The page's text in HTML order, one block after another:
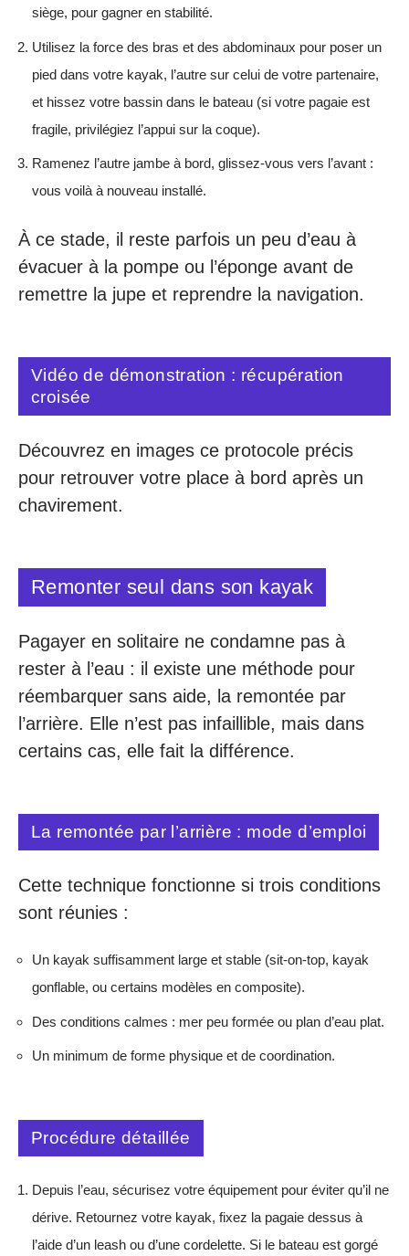
siège, pour gagner en stabilité.
Utilisez la force des bras et des abdominaux pour poser un
pied dans votre kayak, l’autre sur celui de votre partenaire,
et hissez votre bassin dans le bateau (si votre pagaie est
fragile, privilégiez l’appui sur la coque).
Ramenez l’autre jambe à bord, glissez-vous vers l’avant :
vous voilà à nouveau installé.
À ce stade, il reste parfois un peu d’eau à
évacuer à la pompe ou l’éponge avant de
remettre la jupe et reprendre la navigation.
Vidéo de démonstration : récupération
croisée
Découvrez en images ce protocole précis
pour retrouver votre place à bord après un
chavirement.
Remonter seul dans son kayak
Pagayer en solitaire ne condamne pas à
rester à l’eau : il existe une méthode pour
réembarquer sans aide, la remontée par
l’arrière. Elle n’est pas infaillible, mais dans
certains cas, elle fait la différence.
La remontée par l’arrière : mode d’emploi
Cette technique fonctionne si trois conditions
sont réunies :
Un kayak suffisamment large et stable (sit-on-top, kayak
gonflable, ou certains modèles en composite).
Des conditions calmes : mer peu formée ou plan d’eau plat.
Un minimum de forme physique et de coordination.
Procédure détaillée
Depuis l’eau, sécurisez votre équipement pour éviter qu’il ne
dérive. Retournez votre kayak, fixez la pagaie dessus à
l’aide d’un leash ou d’une cordelette. Si le bateau est gorgé